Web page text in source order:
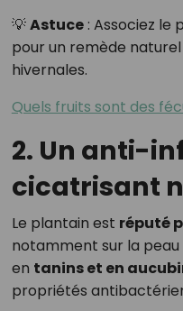
💡Astuce: Associez le
pour un remède
hivernales.
Quels fruits sont des
2. Un anti-
cicatrisant
Le plantain est réputé
notamment sur la peau
en tanins et en
propriétés